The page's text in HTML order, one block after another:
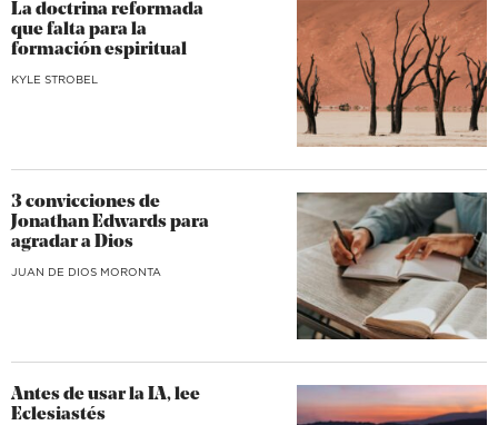
La doctrina reformada
que falta para la
formación espiritual
KYLE STROBEL
3 convicciones de
Jonathan Edwards para
agradar a Dios
JUAN DE DIOS MORONTA
Antes de usar la IA, lee
Eclesiastés